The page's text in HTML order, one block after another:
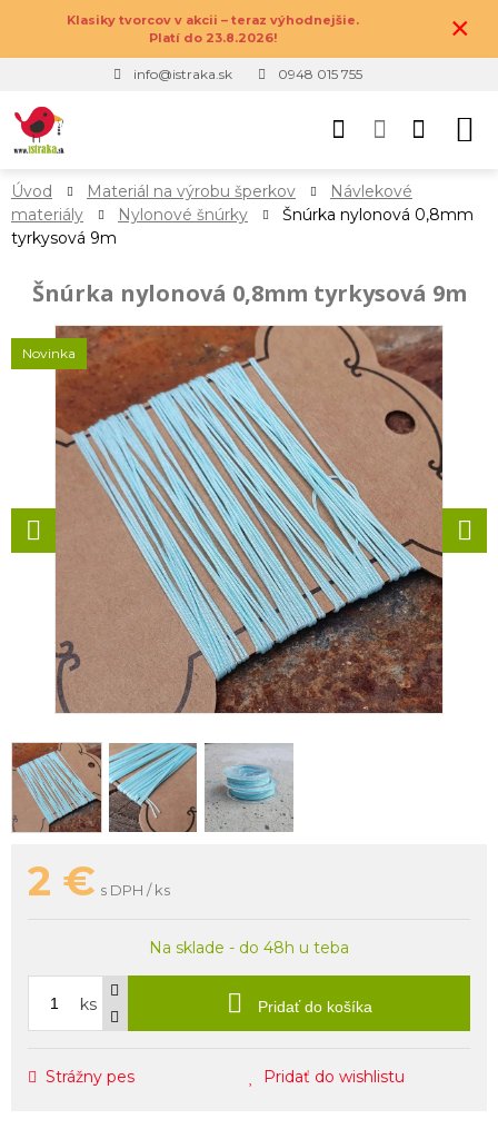
Klasiky tvorcov v akcii – teraz výhodnejšie.
Platí do 23.8.2026!
×
info@istraka.sk 0948 015 755
Úvod Materiál na výrobu šperkov
Návlekové
materiály
Nylonové šnúrky
Šnúrka nylonová 0,8mm
tyrkysová 9m
Šnúrka nylonová 0,8mm tyrkysová 9m
Novinka
2 € s DPH / ks
Na sklade - do 48h u teba
ks Pridať do košíka
Strážny pes Pridať do wishlistu